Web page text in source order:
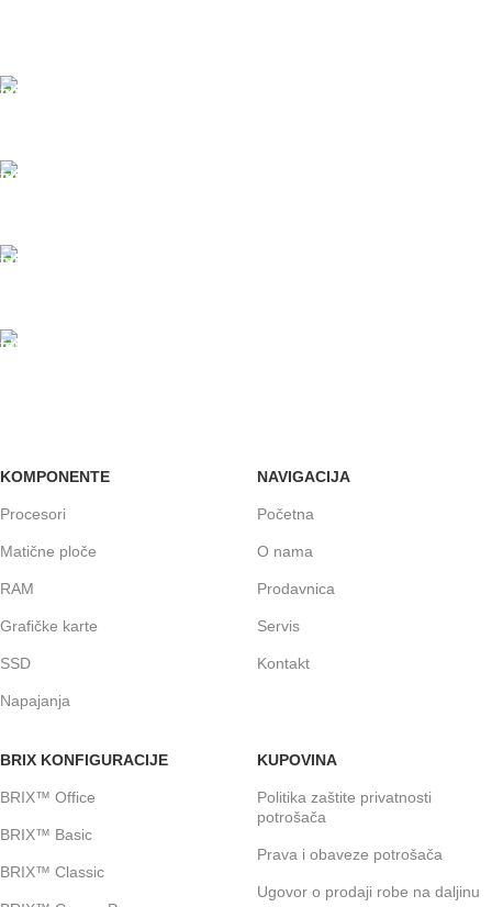
KOMPONENTE
Procesori
Matične ploče
RAM
Grafičke karte
SSD
Napajanja
NAVIGACIJA
Početna
O nama
Prodavnica
Servis
Kontakt
BRIX KONFIGURACIJE
BRIX™ Office
BRIX™ Basic
BRIX™ Classic
KUPOVINA
Politika zaštite privatnosti
potrošača
Prava i obaveze potrošača
Ugovor o prodaji robe na daljinu